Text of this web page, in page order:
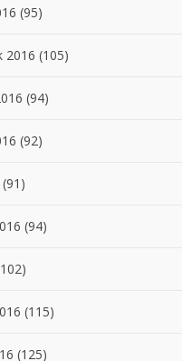
(95)
2016 (105)
(94)
(92)
(91)
(94)
(115)
(125)